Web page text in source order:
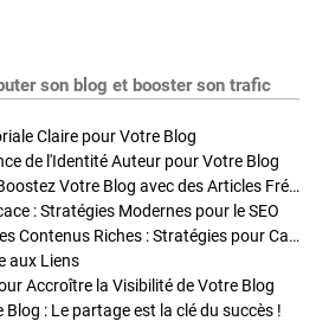
son blog et booster son trafic
Claire pour Votre Blog
de l'Identité Auteur pour Votre Blog
Stratégies de Publication : Boostez Votre Blog avec des Articles Fréquents et Exclusifs
: Stratégies Modernes pour le SEO
Enrichir Vos Articles avec des Contenus Riches : Stratégies pour Captiver et Optimiser
aux Liens
Accroître la Visibilité de Votre Blog
: Le partage est la clé du succès !